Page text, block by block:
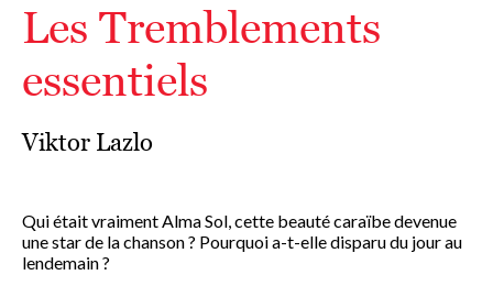
Les Tremblements
essentiels
Viktor Lazlo
Qui était vraiment Alma Sol, cette beauté caraïbe devenue
une star de la chanson ? Pourquoi a-t-elle disparu du jour au
lendemain ?